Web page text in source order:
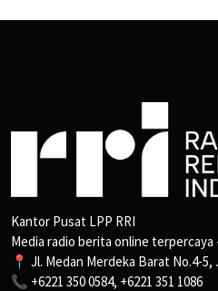
Kantor Pusat LPP RRI
Media radio berita online terpercaya
📍 Jl. Medan Merdeka Barat No.4-5,
📞 +6221 350 0584, +6221 351 1086